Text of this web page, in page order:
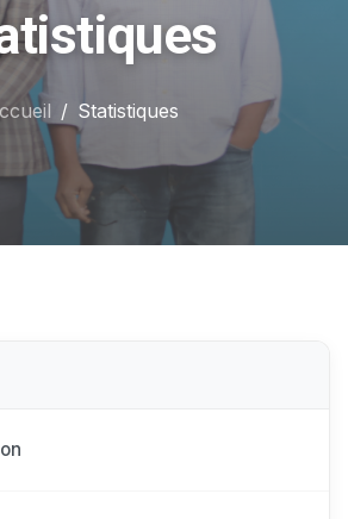
Statistiques